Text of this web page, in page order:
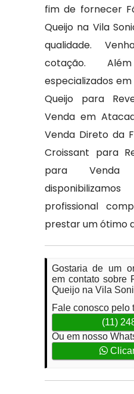
fim de fornecer
Queijo na Vila
qualidade.
cotação.
especializados
Queijo para
Venda em
Venda Direto da
Croissant para
para Venda
profissional
prestar um ótimo
Gostaria de um
em contato sobre
Queijo na Vila
Fale conosco pelo
(11)
Ou em nosso